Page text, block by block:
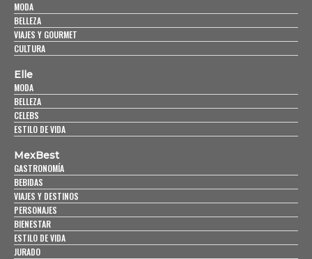
MODA
BELLEZA
VIAJES Y GOURMET
CULTURA
Elle
MODA
BELLEZA
CELEBS
ESTILO DE VIDA
MexBest
GASTRONOMÍA
BEBIDAS
VIAJES Y DESTINOS
PERSONAJES
BIENESTAR
ESTILO DE VIDA
JURADO